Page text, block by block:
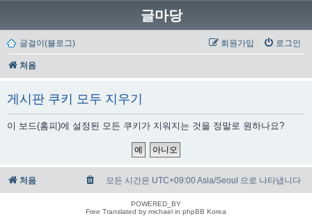
글마당
글걸이(블로그) 로그인
회원가입
처음
게시판 쿠키 모두 지우기
이 보드(홈피)에 설정된 모든 쿠키가 지워지는 것을 정말로 원하나요?
처음 모든 시간은 UTC+09:00 Asia/Seoul 으로 나타냅니다
POWERED_BY
Free Translated by michael in phpBB Korea